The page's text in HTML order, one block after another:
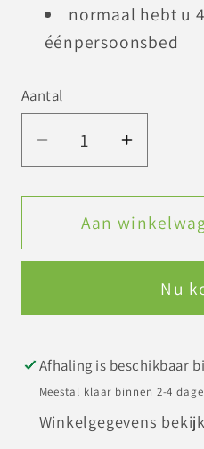
normaal hebt u
éénpersoonsbed
Aantal
Aantal
verlagen
voor
Kunststof
veiligheidsdop
Aantal
verhogen
voor
Aan
Nu
Afhaling is beschikbaar
Meestal klaar binnen 2-4
Winkelgegevens